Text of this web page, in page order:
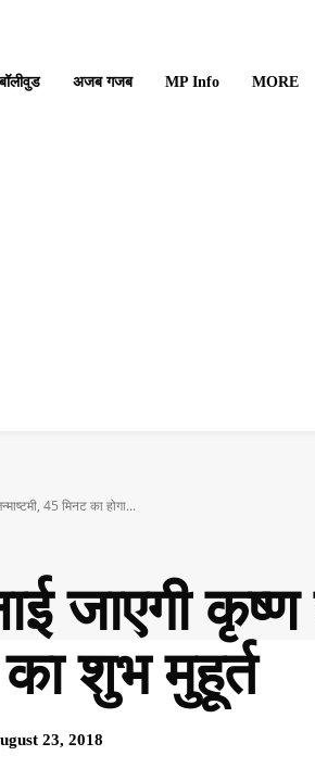
बॉलीवुड अजब गजब MP Info MORE
45 मिनट का होगा...
जाएगी कृष्‍ण
शुभ मुहूर्त
23, 2018